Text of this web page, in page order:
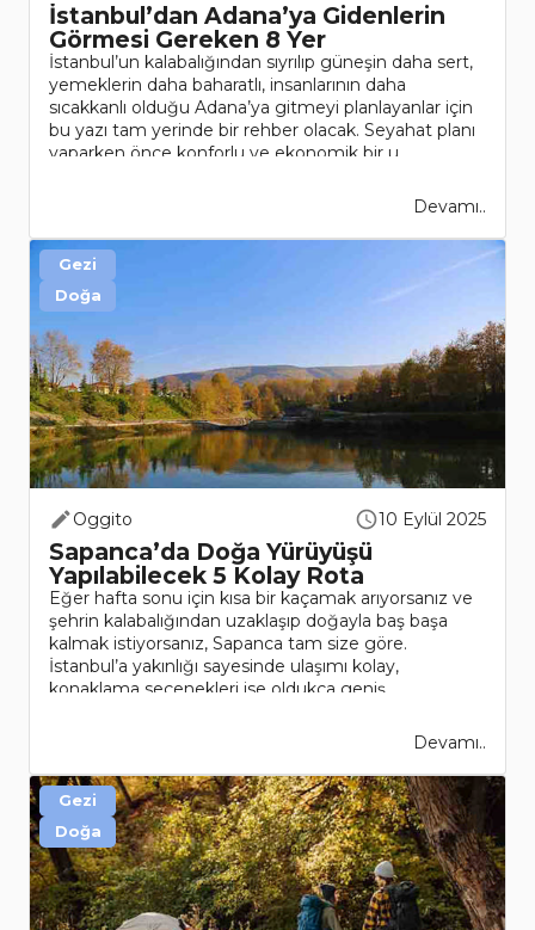
İstanbul’dan Adana’ya Gidenlerin
Görmesi Gereken 8 Yer
İstanbul’un kalabalığından sıyrılıp güneşin daha sert,
yemeklerin daha baharatlı, insanlarının daha
sıcakkanlı olduğu Adana’ya gitmeyi planlayanlar için
bu yazı tam yerinde bir rehber olacak. Seyahat planı
yaparken önce konforlu ve ekonomik bir u..
Devamı..
Oggito 10 Eylül 2025
Sapanca’da Doğa Yürüyüşü
Yapılabilecek 5 Kolay Rota
Eğer hafta sonu için kısa bir kaçamak arıyorsanız ve
şehrin kalabalığından uzaklaşıp doğayla baş başa
kalmak istiyorsanız, Sapanca tam size göre.
İstanbul’a yakınlığı sayesinde ulaşımı kolay,
konaklama seçenekleri ise oldukça geniş.
Devamı..
Gezi
Doğa
Gezi
Doğa